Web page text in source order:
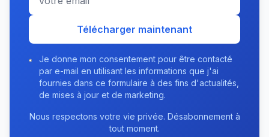
Télécharger maintenant
Je donne mon consentement pour être contacté
par e-mail en utilisant les informations que j'ai
fournies dans ce formulaire à des fins d'actualités,
de mises à jour et de marketing.
Nous respectons votre vie privée. Désabonnement à
tout moment.